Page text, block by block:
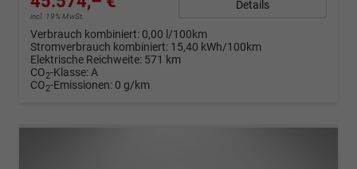
incl. 19% MwSt.
Details
Verbrauch kombiniert: 0,00 l/100km
Stromverbrauch kombiniert: 15,40 kWh/100km
Elektrische Reichweite: 571 km
CO2-Klasse:A
CO2-Emissionen: 0 g/km